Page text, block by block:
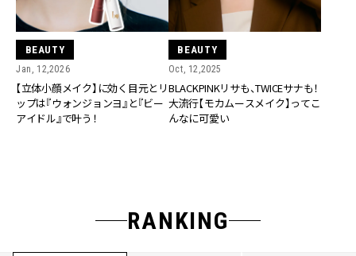
BEAUTY
Jan, 12,2026
【立体小顔メイク】に効く目元とリ
ップは『ウォンジョンヨ』と『ビー
アイドル』で叶う！
BEAUTY
Oct, 12,2025
BLACKPINKリサも、TWICEサナも！
大流行【モカムースメイク】ってこ
んなに可愛い
RANKING